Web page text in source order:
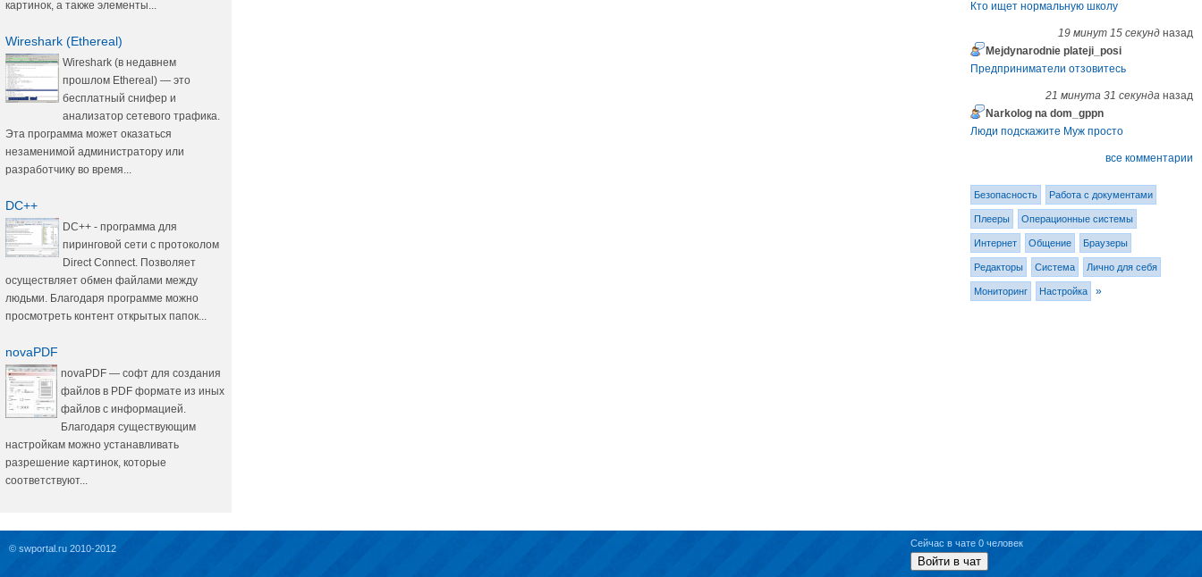
картинок, а также элементы...
Wireshark (Ethereal)
Wireshark (в недавнем
прошлом Ethereal) — это
бесплатный снифер и
анализатор сетевого трафика.
Эта программа может оказаться
незаменимой администратору или
разработчику во время...
DC++
DC++ - программа для
пиринговой сети с протоколом
Direct Connect. Позволяет
осуществляет обмен файлами между
людьми. Благодаря программе можно
просмотреть контент открытых папок...
novaPDF
novaPDF — софт для создания
файлов в PDF формате из иных
файлов с информацией.
Благодаря существующим
настройкам можно устанавливать
разрешение картинок, которые
соответствуют...
Кто ищет нормальную школу
19 минут 15 секундназад
Mejdynarodnie plateji_posi
Предприниматели отзовитесь
21 минута 31 секунданазад
Narkolog na dom_gppn
Люди подскажите Муж просто
все комментарии
Безопасность Работа с документами
Плееры Операционные системы
Интернет Общение Браузеры
Редакторы Система Лично для себя
Мониторинг Настройка »
Сейчас в чате 0 человек
Войти в чат
© swportal.ru 2010-2012